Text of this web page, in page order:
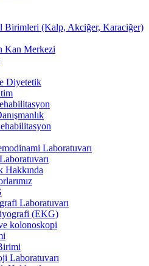
Birimleri (Kalp, Akciğer, Karaciğer)
Kan Merkezi
Diyetetik
Laboratuvarı
Hakkında
Laboratuvarı
(EKG)
kolonoskopi
Laboratuvarı